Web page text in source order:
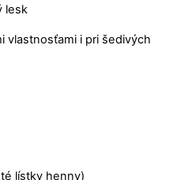
lesk
vlastnosťami i pri šedivých
lístky henny)